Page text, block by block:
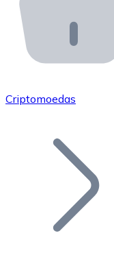
API Bitnovo
Integre nossa
Junte-se à
Adicione o
Criptomoedas